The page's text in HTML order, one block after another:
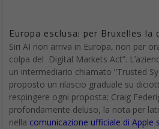
Europa esclusa: per Bruxelles la
Siri AI non arriva in Europa, non per
colpa del Digital Markets Act”.
un intermediario chiamato “Trusted
proposto un rilascio graduale su
respingere ogni proposta; Craig
profondamente deluso, la nota per
nella comunicazione ufficiale di Apple